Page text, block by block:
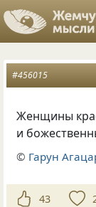
#456015
Женщины
и
© Гарун
43